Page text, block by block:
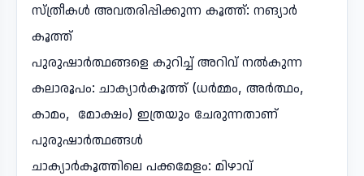
സ്ത്രീകൾ അവതരിപ്പിക്കുന്ന കൂത്ത്: നങ്യാർ
കൂത്ത്
പുരുഷാർത്ഥങ്ങളെ കുറിച്ച് അറിവ് നൽകുന്ന
കലാരൂപം: ചാക്യാർകൂത്ത് (ധർമ്മം, അർത്ഥം,
കാമം, മോക്ഷം) ഇത്രയും ചേരുന്നതാണ്
പുരുഷാർത്ഥങ്ങൾ
ചാക്യാർകൂത്തിലെ പക്കമേളം: മിഴാവ്